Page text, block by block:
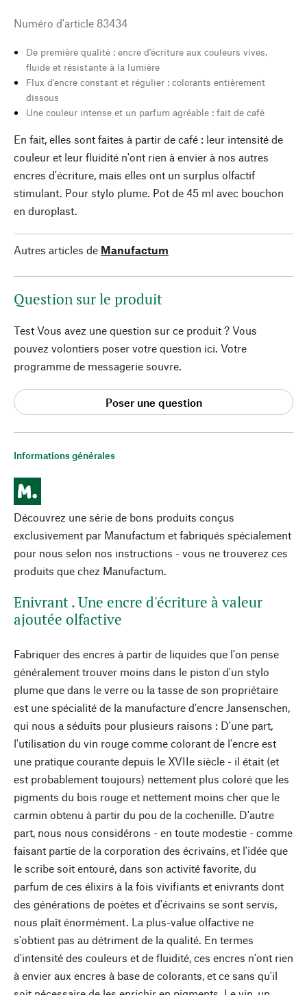
Informations générales
Découvrez une série de bons produits conçus
exclusivement par Manufactum et fabriqués spécialement
pour nous selon nos instructions - vous ne trouverez ces
produits que chez Manufactum.
Enivrant . Une encre d'écriture à valeur
ajoutée olfactive
Fabriquer des encres à partir de liquides que l'on pense
généralement trouver moins dans le piston d'un stylo
plume que dans le verre ou la tasse de son propriétaire
est une spécialité de la manufacture d'encre Jansenschen,
qui nous a séduits pour plusieurs raisons : D'une part,
l'utilisation du vin rouge comme colorant de l'encre est
une pratique courante depuis le XVIIe siècle - il était (et
est probablement toujours) nettement plus coloré que les
pigments du bois rouge et nettement moins cher que le
carmin obtenu à partir du pou de la cochenille. D'autre
part, nous nous considérons - en toute modestie - comme
faisant partie de la corporation des écrivains, et l'idée que
le scribe soit entouré, dans son activité favorite, du
parfum de ces élixirs à la fois vivifiants et enivrants dont
des générations de poètes et d'écrivains se sont servis,
nous plaît énormément. La plus-value olfactive ne
s'obtient pas au détriment de la qualité. En termes
d'intensité des couleurs et de fluidité, ces encres n'ont rien
à envier aux encres à base de colorants, et ce sans qu'il
Numéro d'article 83434
De première qualité : encre d'écriture aux couleurs vives,
fluide et résistante à la lumière
Flux d'encre constant et régulier : colorants entièrement
dissous
Une couleur intense et un parfum agréable : fait de café
En fait, elles sont faites à partir de café : leur intensité de
couleur et leur fluidité n'ont rien à envier à nos autres
encres d'écriture, mais elles ont un surplus olfactif
stimulant. Pour stylo plume. Pot de 45 ml avec bouchon
en duroplast.
Autres articles de Manufactum
Question sur le produit
Test Vous avez une question sur ce produit ? Vous
pouvez volontiers poser votre question ici. Votre
programme de messagerie souvre.
Poser une question